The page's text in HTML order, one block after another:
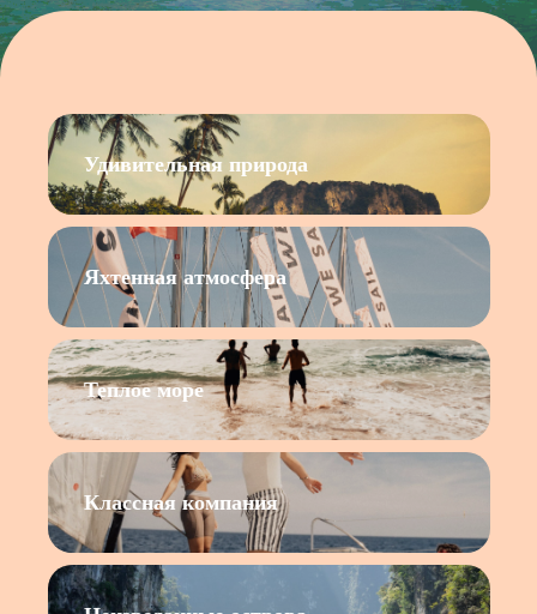
Удивительная природа
Яхтенная атмосфера
Теплое море
Классная компания